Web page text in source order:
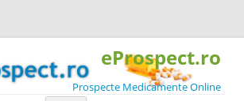
eProspect.ro
Prospecte Medicamente Online